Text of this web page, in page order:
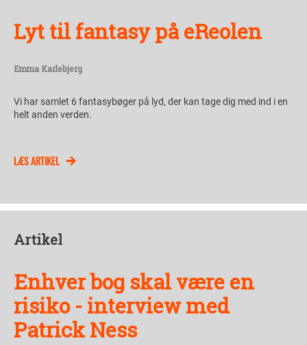
Lyt til fantasy på eReolen
Emma Karlebjerg
Vi har samlet 6 fantasybøger på lyd, der kan tage dig med ind i en
helt anden verden.
LÆS ARTIKEL
Artikel
Enhver bog skal være en
risiko - interview med
Patrick Ness